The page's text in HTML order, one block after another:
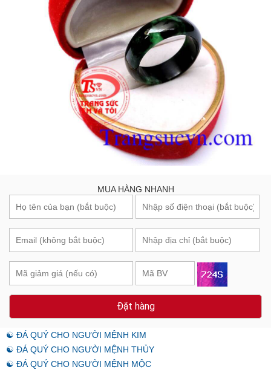
MUA HÀNG NHANH
Đặt hàng
☯ ĐÁ QUÝ CHO NGƯỜI MỆNH KIM
☯ ĐÁ QUÝ CHO NGƯỜI MỆNH THỦY
☯ ĐÁ QUÝ CHO NGƯỜI MỆNH MỘC